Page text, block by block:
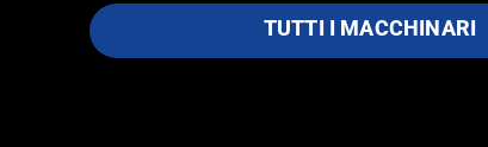
TUTTI I MACCHINARI